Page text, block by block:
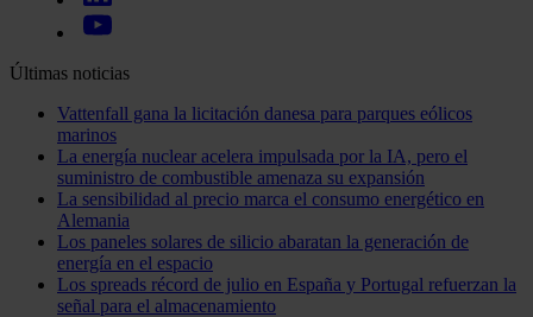
Últimas noticias
Vattenfall gana la licitación danesa para parques eólicos
marinos
La energía nuclear acelera impulsada por la IA, pero el
suministro de combustible amenaza su expansión
La sensibilidad al precio marca el consumo energético en
Alemania
Los paneles solares de silicio abaratan la generación de
energía en el espacio
Los spreads récord de julio en España y Portugal refuerzan la
señal para el almacenamiento